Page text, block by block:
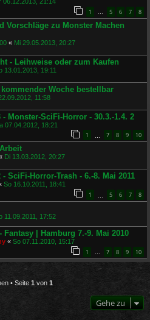
1 … 5 6 7 8
Vorschläge zu Monster Machen
« Mi 29.05.2013, 20:27
- Leihweise oder zum Kaufen
13.01.2013, 19:11
Woche bestellbar
11:58
Monster-SciFi-Horror - 30.3.-1.4. 2
07.04.2012, 18:21
1 7 8 9 10
Di 13.03.2012, 20:27
SciFi-Horror-Trash - 6.-8. Mai 2011
So 16.10.2011, 18:41
1 5 6 7 8
11.09.2011, 17:52
| Hamburg 7.-9. Mai 2010
« So 07.11.2010, 15:17
1 … 7 8 9 10
• Seite 1 von 1
Gehe zu